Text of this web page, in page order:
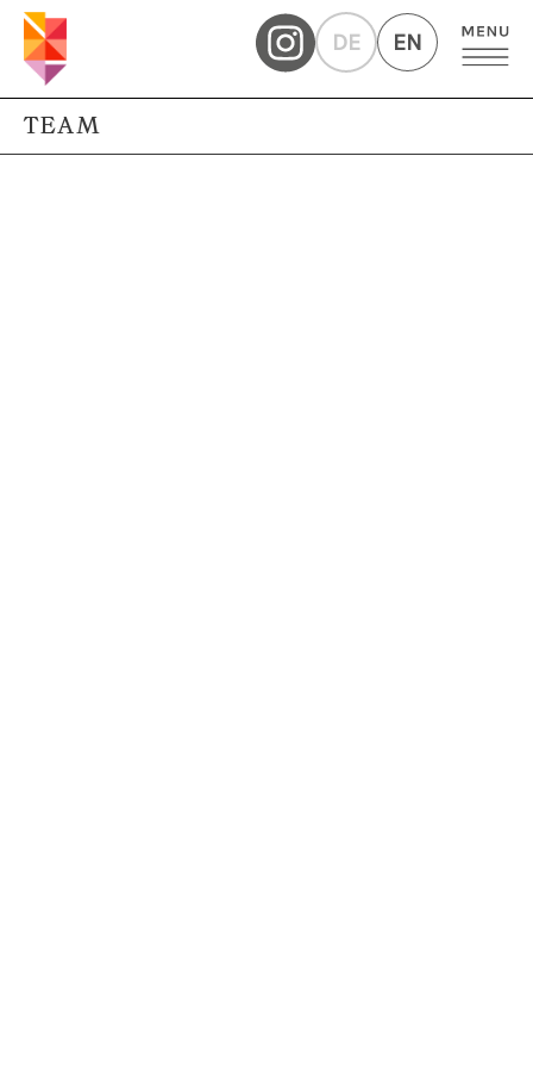
DE EN
TEAM